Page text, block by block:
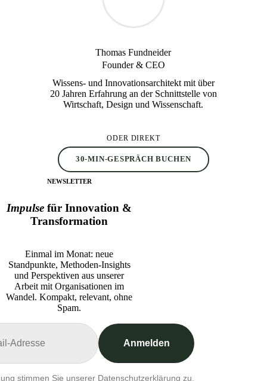
Thomas Fundneider
Founder & CEO
Wissens- und Innovationsarchitekt mit über
20 Jahren Erfahrung an der Schnittstelle von
Wirtschaft, Design und Wissenschaft.
ODER DIREKT
30-MIN-GESPRÄCH BUCHEN
NEWSLETTER
Impulse für Innovation &
Transformation
Einmal im Monat: neue
Standpunkte, Methoden-Insights
und Perspektiven aus unserer
Arbeit mit Organisationen im
Wandel. Kompakt, relevant, ohne
Spam.
Anmelden
stimmen Sie unserer Datenschutzerklärung zu.